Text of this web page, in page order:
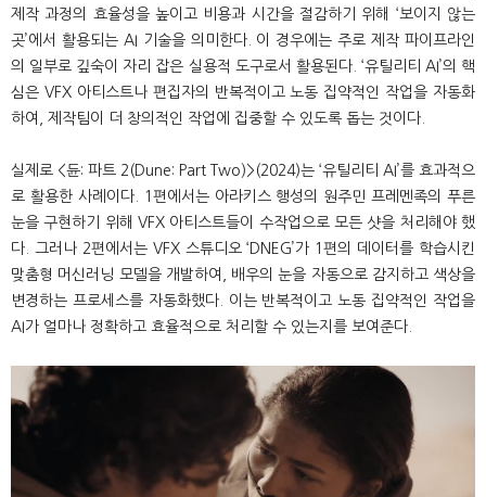
제작 과정의 효율성을 높이고 비용과 시간을 절감하기 위해 ‘보이지 않는
곳’에서 활용되는 AI 기술을 의미한다. 이 경우에는 주로 제작 파이프라인
의 일부로 깊숙이 자리 잡은 실용적 도구로서 활용된다. ‘유틸리티 AI’의 핵
심은 VFX 아티스트나 편집자의 반복적이고 노동 집약적인 작업을 자동화
하여, 제작팀이 더 창의적인 작업에 집중할 수 있도록 돕는 것이다.
실제로 <듄: 파트 2(Dune: Part Two)>(2024)는 ‘유틸리티 AI’를 효과적으
로 활용한 사례이다. 1편에서는 아라키스 행성의 원주민 프레멘족의 푸른
눈을 구현하기 위해 VFX 아티스트들이 수작업으로 모든 샷을 처리해야 했
다. 그러나 2편에서는 VFX 스튜디오 ‘DNEG’가 1편의 데이터를 학습시킨
맞춤형 머신러닝 모델을 개발하여, 배우의 눈을 자동으로 감지하고 색상을
변경하는 프로세스를 자동화했다. 이는 반복적이고 노동 집약적인 작업을
AI가 얼마나 정확하고 효율적으로 처리할 수 있는지를 보여준다.